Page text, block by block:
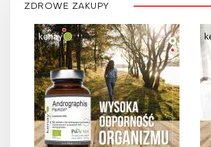
ZDROWE ZAKUPY